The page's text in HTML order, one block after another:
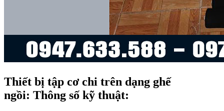
Thiết bị tập cơ chi trên dạng ghế
ngồi: Thông số kỹ thuật: